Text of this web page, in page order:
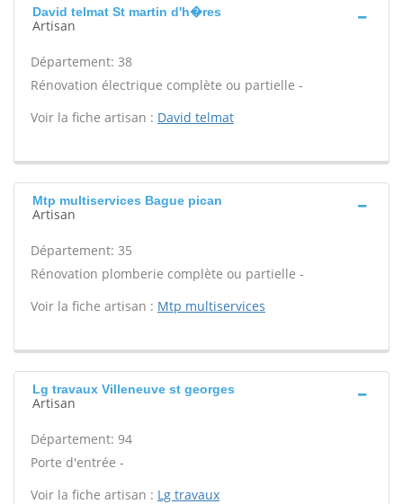
David telmat St martin d'h�res
Artisan
Département: 38
Rénovation électrique complète ou partielle -
Voir la fiche artisan : David telmat
Mtp multiservices Bague pican
Artisan
Département: 35
Rénovation plomberie complète ou partielle -
Voir la fiche artisan : Mtp multiservices
Lg travaux Villeneuve st georges
Artisan
Département: 94
Porte d'entrée -
Voir la fiche artisan : Lg travaux